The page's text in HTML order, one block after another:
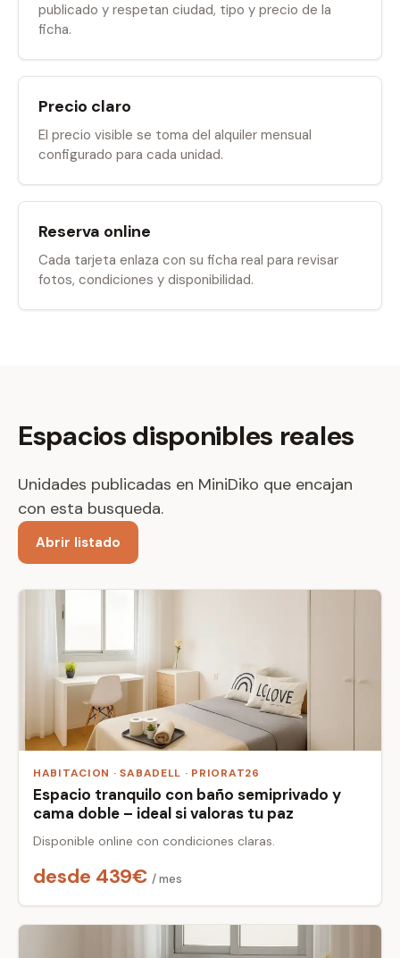
publicado y respetan ciudad, tipo y precio de la
ficha.
Precio claro
El precio visible se toma del alquiler mensual
configurado para cada unidad.
Reserva online
Cada tarjeta enlaza con su ficha real para revisar
fotos, condiciones y disponibilidad.
Espacios disponibles reales
Unidades publicadas en MiniDiko que encajan
con esta busqueda.
Abrir listado
HABITACION · SABADELL · PRIORAT26
Espacio tranquilo con baño semiprivado y
cama doble – ideal si valoras tu paz
Disponible online con condiciones claras.
desde 439€ / mes